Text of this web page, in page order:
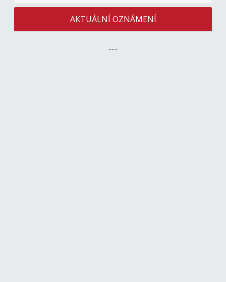
AKTUÁLNÍ OZNÁMENÍ
---